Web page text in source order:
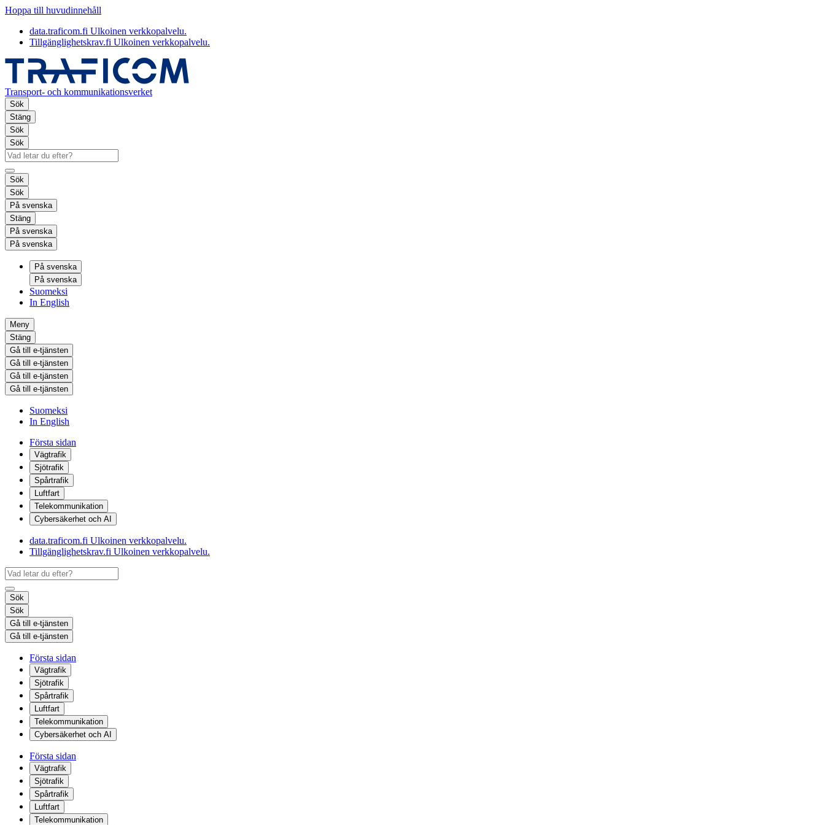
Hoppa till huvudinnehåll
data.traficom.fi Ulkoinen verkkopalvelu.
Tillgänglighetskrav.fi Ulkoinen verkkopalvelu.
Transport- och kommunikationsverket
Sök
Stäng
Sök
Sök
Sök
Sök
På svenska
Stäng
På svenska
På svenska
På svenska
På svenska
Suomeksi
In English
Meny
Stäng
Gå till e-tjänsten
Gå till e-tjänsten
Gå till e-tjänsten
Gå till e-tjänsten
Suomeksi
In English
Första sidan
Vägtrafik
Sjötrafik
Spårtrafik
Luftfart
Telekommunikation
Cybersäkerhet och AI
data.traficom.fi Ulkoinen verkkopalvelu.
Tillgänglighetskrav.fi Ulkoinen verkkopalvelu.
Sök
Sök
Gå till e-tjänsten
Gå till e-tjänsten
Första sidan
Vägtrafik
Sjötrafik
Spårtrafik
Luftfart
Telekommunikation
Cybersäkerhet och AI
Första sidan
Vägtrafik
Sjötrafik
Spårtrafik
Luftfart
Telekommunikation